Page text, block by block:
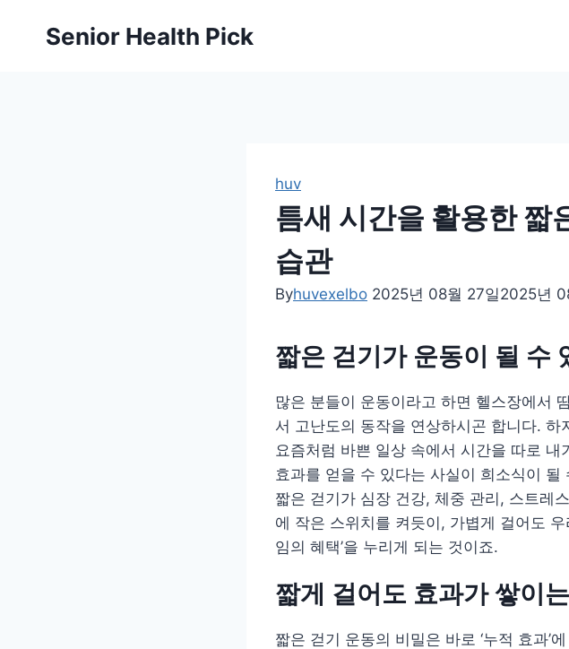
Senior Health Pick
huv
틈새 시간을 활용한 짧
습관
Byhuvexelbo 2025년 08월 27일2025년
짧은 걷기가 운동이 될 수
많은 분들이 운동이라고 하면 헬스장에서
서 고난도의 동작을 연상하시곤 합니다. 하
요즘처럼 바쁜 일상 속에서 시간을 따로
효과를 얻을 수 있다는 사실이 희소식이
짧은 걷기가 심장 건강, 체중 관리, 스트레
에 작은 스위치를 켜듯이, 가볍게 걸어도
임의 혜택’을 누리게 되는 것이죠.
짧게 걸어도 효과가 쌓이
짧은 걷기 운동의 비밀은 바로 ‘누적 효과’